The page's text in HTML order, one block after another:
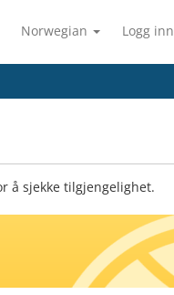
Norwegian Logg inn
å sjekke tilgjengelighet.